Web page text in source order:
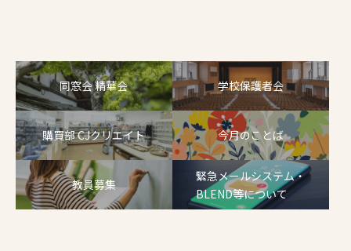
同窓会 精華会 学校保護者会
購買部 CJクリエイト 今月のことば
教員募集
緊急メールシステム・
BLEND等について